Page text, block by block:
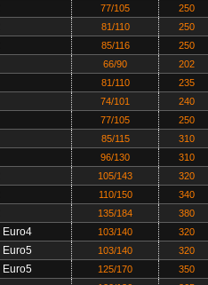
77/105 250
81/110 250
85/116 250
66/90 202
81/110 235
74/101 240
77/105 250
85/115 310
96/130 310
105/143 320
110/150 340
135/184 380
Euro4 103/140 320
Euro5 103/140 320
Euro5 125/170 350